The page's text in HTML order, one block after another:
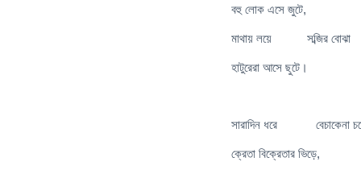
বহু লোক এসে জুটে,
মাথায় লয়ে সব্জির বোঝা
হাটুরেরা আসে ছুটে।
সারাদিন ধরে বেচাকেনা
ক্রেতা বিক্রেতার ভিড়ে,